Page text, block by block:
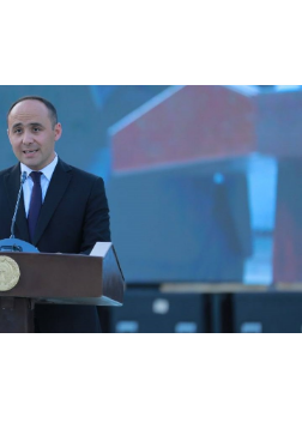
Dilshodbek Xudoyberdiyev Belgiyaning Gent universitetida ilmiy stajirovka oʻtab keldi